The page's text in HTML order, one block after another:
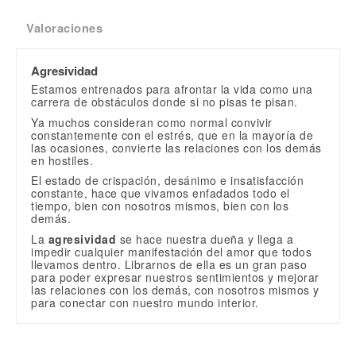
Valoraciones
Agresividad
Estamos entrenados para afrontar la vida como una
carrera de obstáculos donde si no pisas te pisan.
Ya muchos consideran como normal convivir
constantemente con el estrés, que en la mayoría de
las ocasiones, convierte las relaciones con los demás
en hostiles.
El estado de crispación, desánimo e insatisfacción
constante, hace que vivamos enfadados todo el
tiempo, bien con nosotros mismos, bien con los
demás.
La agresividad se hace nuestra dueña y llega a
impedir cualquier manifestación del amor que todos
llevamos dentro. Librarnos de ella es un gran paso
para poder expresar nuestros sentimientos y mejorar
las relaciones con los demás, con nosotros mismos y
para conectar con nuestro mundo interior.